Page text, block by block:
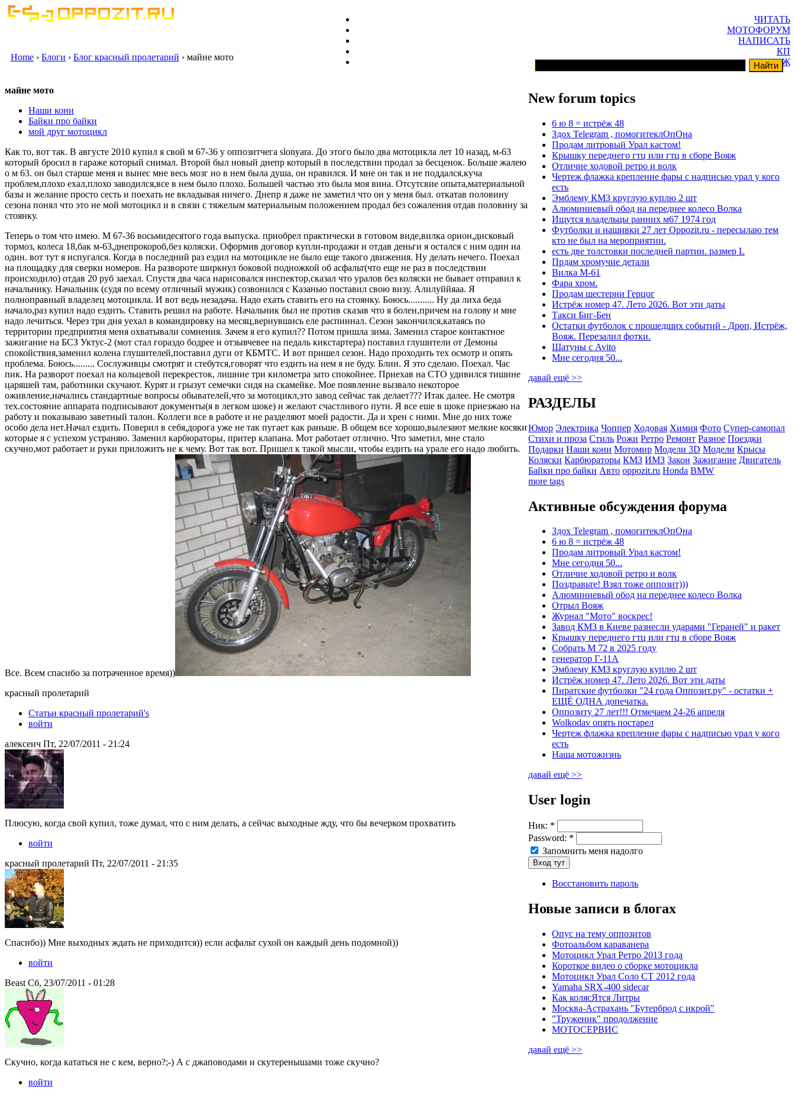
ЧИТАТЬ
МОТОФОРУМ
НАПИСАТЬ
КП
ГАРАЖ
Home › Блоги › Блог красный пролетарий › майне мото
майне мото
Наши кони
Байки про байки
мой друг мотоцикл
Как то, вот так. В августе 2010 купил я свой м 67-36 у оппозитчега slonyara. До этого было два мотоцикла лет 10 назад, м-63
который бросил в гараже который снимал. Второй был новый днепр который в последствии продал за бесценок. Больше жалею
о м 63. он был старше меня и вынес мне весь мозг но в нем была душа, он нравился. И мне он так и не поддался,куча
проблем,плохо ехал,плохо заводился,все в нем было плохо. Большей частью это была моя вина. Отсутсвие опыта,материальной
базы и желание просто сесть и поехать не вкладывая ничего. Днепр я даже не заметил что он у меня был. откатав половину
сезона понял что это не мой мотоцикл и в связи с тяжелым материальным положением продал без сожаления отдав половину за
стоянку.
Теперь о том что имею. М 67-36 восьмидесятого года выпуска. приобрел практически в готовом виде,вилка орион,дисковый
тормоз, колеса 18,бак м-63,днепрокороб,без коляски. Оформив договор купли-продажи и отдав деньги я остался с ним один на
один. вот тут я испугался. Когда в последний раз ездил на мотоцикле не было еще такого движения. Ну делать нечего. Поехал
на площадку для сверки номеров. На развороте ширкнул боковой подножкой об асфальт(что еще не раз в последствии
происходило) отдав 20 руб заехал. Спустя два часа нарисовался инспектор,сказал что уралов без коляски не бывает отправил к
начальнику. Начальник (судя по всему отличный мужик) созвонился с Казанью поставил свою визу. Алилуййяаа. Я
полноправный владелец мотоцикла. И вот ведь незадача. Надо ехать ставить его на стоянку. Боюсь........... Ну да лиха беда
начало,раз купил надо ездить. Ставить решил на работе. Начальник был не против сказав что я болен,причем на голову и мне
надо лечиться. Через три дня уехал в командировку на месяц,вернувшись еле распиннал. Сезон закончился,катаясь по
территории предприятия меня охватывали сомнения. Зачем я его купил?? Потом пришла зима. Заменил старое контактное
зажигание на БСЗ Уктус-2 (мот стал гораздо бодрее и отзывчевее на педаль кикстартера) поставил глушители от Демоны
спокойствия,заменил колена глушителей,поставил дуги от КБМТС. И вот пришел сезон. Надо проходить тех осмотр и опять
проблема. Боюсь......... Сослуживцы смотрят и стебутся,говорят что ездить на нем я не буду. Блин. Я это сделаю. Поехал. Час
пик. На разворот поехал на кольцевой перекресток, лишние три километра зато спокойнее. Приехав на СТО удивился тишине
царяшей там, работники скучают. Курят и грызут семечки сидя на скамейке. Мое появление вызвало некоторое
оживление,начались стандартные вопросы обывателей,что за мотоцикл,это завод сейчас так делает??? Итак далее. Не смотря
тех.состояние аппарата подписывают документы(я в легком шоке) и желают счастливого пути. Я все еше в шоке приезжаю на
работу и показываю заветный талон. Коллеги все в работе и не разделяют моей радости. Да и хрен с ними. Мне до них тоже
особо дела нет.Начал ездить. Поверил в себя,дорога уже не так пугает как раньше. В общем все хорошо,вылезают мелкие косяки
которые я с успехом устраняю. Заменил карбюраторы, притер клапана. Мот работает отлично. Что заметил, мне стало
скучно,мот работает и руки приложить не к чему. Вот так вот. Пришел к такой мысли, чтобы ездить на урале его надо любить.
Все. Всем спасибо за потраченное время))
красный пролетарий
Статьи красный пролетарий's
войти
алексеич Пт, 22/07/2011 - 21:24
Плюсую, когда свой купил, тоже думал, что с ним делать, а сейчас выходные жду, что бы вечерком прохватить
войти
красный пролетарий Пт, 22/07/2011 - 21:35
Спасибо)) Мне выходных ждать не приходится)) если асфальт сухой он каждый день подомной))
войти
Beast Сб, 23/07/2011 - 01:28
Скучно, когда кататься не с кем, верно?;-) А с джаповодами и скутеренышами тоже скучно?
войти
New forum topics
6 ю 8 = истрёж 48
Здох Telegram , помогитеклОпОна
Продам литровый Урал кастом!
Крышку переднего гтц или гтц в сборе Вояж
Отличие ходовой ретро и волк
Чертеж флажка крепление фары с надписью урал у кого
есть
Эмблему КМЗ круглую куплю 2 шт
Алюминиевый обод на переднее колесо Волка
Ищутся владельцы ранних м67 1974 год
Футболки и нашивки 27 лет Oppozit.ru - пересылаю тем
кто не был на мероприятии.
есть две толстовки последней партии. размер L
Прдам хромучие детали
Вилка М-61
Фара хром.
Продам шестерни Герцог
Истрёж номер 47. Лето 2026. Вот эти даты
Такси Биг-Бен
Остатки футболок с прошедших событий - Дроп, Истрёж,
Вояж. Перезалил фотки.
Шатуны с Avito
Мне сегодня 50...
давай ещё >>
РАЗДЕЛЫ
Юмор Электрика Чоппер Ходовая Химия Фото Супер-самопал
Стихи и проза Стиль Рожи Ретро Ремонт Разное Поездки
Подарки Наши кони Мотомир Модели 3D Модели Крысы
Коляски Карбюраторы КМЗ ИМЗ Закон Зажигание Двигатель
Байки про байки Авто oppozit.ru Honda BMW
more tags
Активные обсуждения форума
Здох Telegram , помогитеклОпОна
6 ю 8 = истрёж 48
Продам литровый Урал кастом!
Мне сегодня 50...
Отличие ходовой ретро и волк
Поздравьте! Взял тоже оппозит)))
Алюминиевый обод на переднее колесо Волка
Отрыл Вояж
Журнал "Мото" воскрес!
Завод КМЗ в Киеве разнесли ударами "Гераней" и ракет
Крышку переднего гтц или гтц в сборе Вояж
Собрать М 72 в 2025 году
генератор Г-11А
Эмблему КМЗ круглую куплю 2 шт
Истрёж номер 47. Лето 2026. Вот эти даты
Пиратские футболки "24 года Оппозит.ру" - остатки +
ЕЩЁ ОДНА допечатка.
Оппозиту 27 лет!!! Отмечаем 24-26 апреля
Wolkodav опять постарел
Чертеж флажка крепление фары с надписью урал у кого
есть
Наша мотожизнь
давай ещё >>
User login
Ник: *
Password: *
Запомнить меня надолго
Восстановить пароль
Новые записи в блогах
Опус на тему оппозитов
Фотоальбом караванера
Мотоцикл Урал Ретро 2013 года
Короткое видео о сборке мотоцикла
Мотоцикл Урал Соло СТ 2012 года
Yamaha SRX-400 sidecar
Как колясЯтся Литры
Москва-Астрахань "Бутерброд с икрой"
"Труженик" продолжение
МОТОСЕРВИС
давай ещё >>